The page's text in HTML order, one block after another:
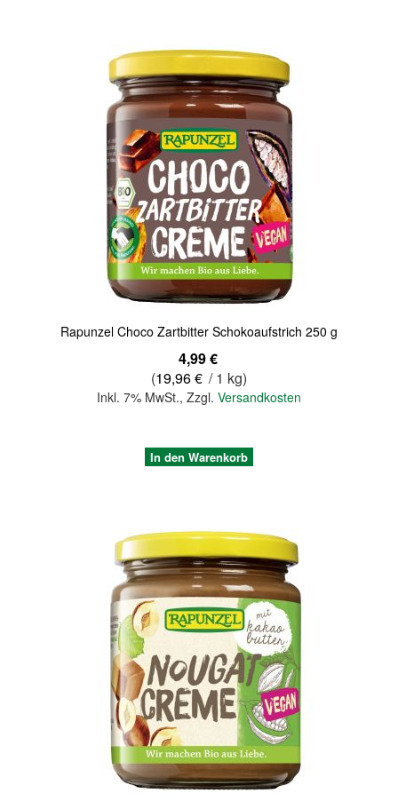
Rapunzel Choco Zartbitter Schokoaufstrich 250 g
4,99 €
(19,96 € / 1 kg)
Inkl. 7% MwSt., Zzgl. Versandkosten
In den Warenkorb